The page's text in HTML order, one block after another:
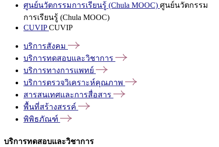
ศูนย์นวัตกรรมการเรียนรู้ (Chula MOOC) ศูนย์นวัตกรรม
การเรียนรู้ (Chula MOOC)
CUVIPCUVIP
บริการสังคม
บริการทดสอบและวิชาการ
บริการทางการแพทย์
บริการตรวจวิเคราะห์คุณภาพ
สารสนเทศและการสื่อสาร
พื้นที่สร้างสรรค์
พิพิธภัณฑ์
บริการทดสอบและวิชาการ